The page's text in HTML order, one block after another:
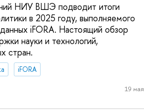
НИУ ВШЭ подводит итоги
в 2025 году, выполняемого
iFORA. Настоящий обзор
науки и технологий,
стран.
iFORA
19 мая